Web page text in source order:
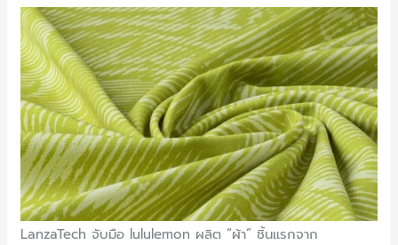
LanzaTech จับมือ lululemon ผลิต “ผ้า” ชิ้นแรกจาก